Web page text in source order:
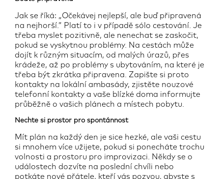
Jak se říká: „Očekávej nejlepší, ale buď připravená
na nejhorší.” Platí to i v případě sólo cestování. Je
třeba myslet pozitivně, ale nenechat se zaskočit,
pokud se vyskytnou problémy. Na cestách může
dojít k různým situacím, od malých úrazů, přes
krádeže, až po problémy s ubytováním, na které je
třeba být zkrátka připravena. Zapište si proto
kontakty na lokální ambasády, zjistěte nouzové
telefonní kontakty a vaše blízké doma informujte
průběžně o vašich plánech a místech pobytu.
Nechte si prostor pro spontánnost
Mít plán na každý den je sice hezké, ale vaši cestu
si mnohem více užijete, pokud si ponecháte trochu
volnosti a prostoru pro improvizaci. Někdy se o
událostech dozvíte na poslední chvíli nebo
potkáte nové přátele, kteří vás pozvou, abyste s